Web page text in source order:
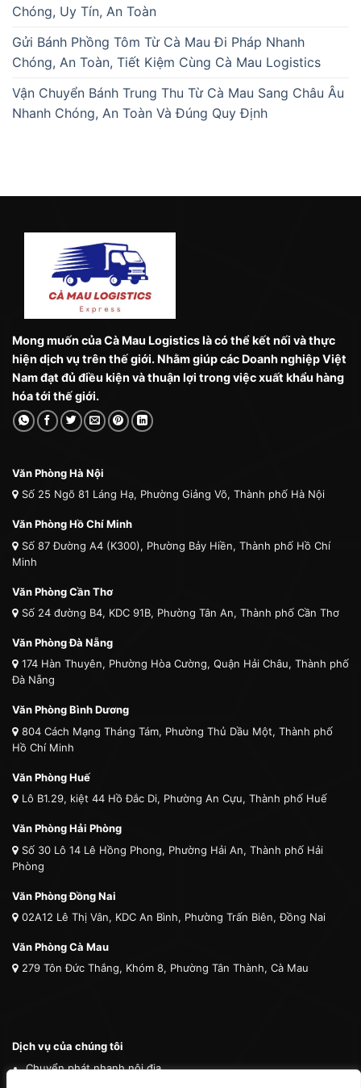
Chóng, Uy Tín, An Toàn
Gửi Bánh Phồng Tôm Từ Cà Mau Đi Pháp Nhanh
Chóng, An Toàn, Tiết Kiệm Cùng Cà Mau Logistics
Vận Chuyển Bánh Trung Thu Từ Cà Mau Sang Châu Âu
Nhanh Chóng, An Toàn Và Đúng Quy Định
Mong muốn của Cà Mau Logistics là có thể kết nối và thực
hiện dịch vụ trên thế giới. Nhằm giúp các Doanh nghiệp Việt
Nam đạt đủ điều kiện và thuận lợi trong việc xuất khẩu hàng
hóa tới thế giới.
Văn Phòng Hà Nội
Số 25 Ngõ 81 Láng Hạ, Phường Giảng Võ, Thành phố Hà Nội
Văn Phòng Hồ Chí Minh
Số 87 Đường A4 (K300), Phường Bảy Hiền, Thành phố Hồ Chí
Minh
Văn Phòng Cần Thơ
Số 24 đường B4, KDC 91B, Phường Tân An, Thành phố Cần Thơ
Văn Phòng Đà Nẵng
174 Hàn Thuyên, Phường Hòa Cường, Quận Hải Châu, Thành phố
Đà Nẵng
Văn Phòng Bình Dương
804 Cách Mạng Tháng Tám, Phường Thủ Dầu Một, Thành phố
Hồ Chí Minh
Văn Phòng Huế
Lô B1.29, kiệt 44 Hồ Đắc Di, Phường An Cựu, Thành phố Huế
Văn Phòng Hải Phòng
Số 30 Lô 14 Lê Hồng Phong, Phường Hải An, Thành phố Hải
Phòng
Văn Phòng Đồng Nai
02A12 Lê Thị Vân, KDC An Bình, Phường Trấn Biên, Đồng Nai
Văn Phòng Cà Mau
279 Tôn Đức Thắng, Khóm 8, Phường Tân Thành, Cà Mau
Dịch vụ của chúng tôi
Chuyển phát nhanh nội địa